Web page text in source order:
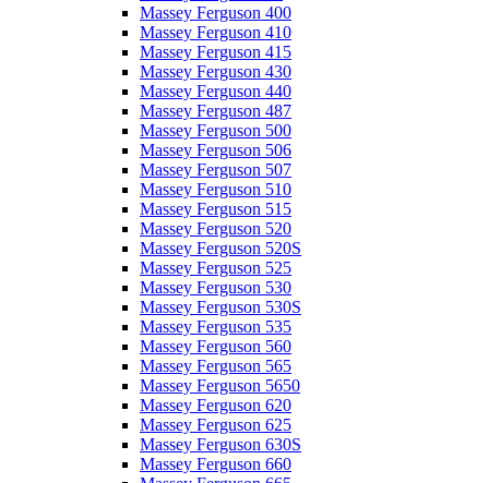
Massey Ferguson 400
Massey Ferguson 410
Massey Ferguson 415
Massey Ferguson 430
Massey Ferguson 440
Massey Ferguson 487
Massey Ferguson 500
Massey Ferguson 506
Massey Ferguson 507
Massey Ferguson 510
Massey Ferguson 515
Massey Ferguson 520
Massey Ferguson 520S
Massey Ferguson 525
Massey Ferguson 530
Massey Ferguson 530S
Massey Ferguson 535
Massey Ferguson 560
Massey Ferguson 565
Massey Ferguson 5650
Massey Ferguson 620
Massey Ferguson 625
Massey Ferguson 630S
Massey Ferguson 660